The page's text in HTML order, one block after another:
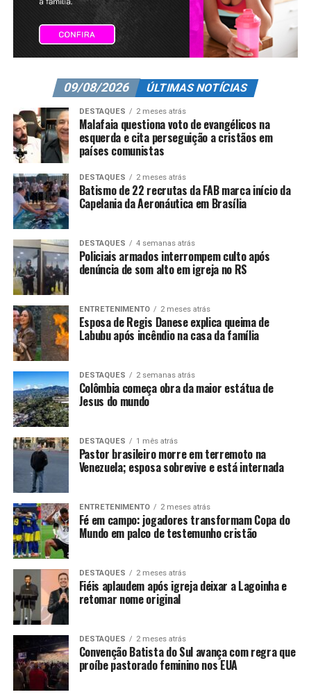
09/08/2026 ÚLTIMAS NOTÍCIAS
DESTAQUES 2 meses atrás
Malafaia questiona voto de evangélicos na
esquerda e cita perseguição a cristãos em
países comunistas
DESTAQUES 2 meses atrás
Batismo de 22 recrutas da FAB marca início da
Capelania da Aeronáutica em Brasília
DESTAQUES 4 semanas atrás
Policiais armados interrompem culto após
denúncia de som alto em igreja no RS
ENTRETENIMENTO 2 meses atrás
Esposa de Regis Danese explica queima de
Labubu após incêndio na casa da família
DESTAQUES 2 semanas atrás
Colômbia começa obra da maior estátua de
Jesus do mundo
DESTAQUES 1 mês atrás
Pastor brasileiro morre em terremoto na
Venezuela; esposa sobrevive e está internada
ENTRETENIMENTO 2 meses atrás
Fé em campo: jogadores transformam Copa do
Mundo em palco de testemunho cristão
DESTAQUES 2 meses atrás
Fiéis aplaudem após igreja deixar a Lagoinha e
retomar nome original
DESTAQUES 2 meses atrás
Convenção Batista do Sul avança com regra que
proíbe pastorado feminino nos EUA